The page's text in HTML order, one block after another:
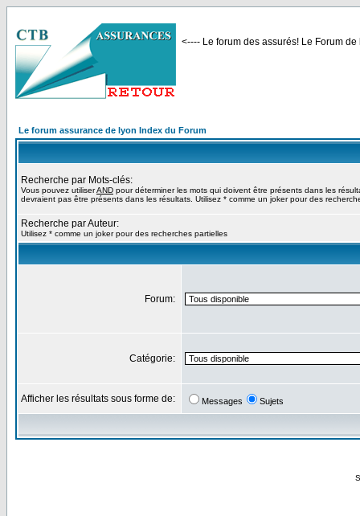
<---- Le forum des assurés! Le Forum
Le forum assurance de lyon Index du Forum
Recherche par Mots-clés:
Vous pouvez utiliserAND pour déterminer les mots qui doivent être présents dans les
devraient pas être présents dans les résultats. Utilisez * comme un joker pour des
Recherche par Auteur:
Utilisez * comme un joker pour des recherches partielles
Forum:
Catégorie:
Afficher les résultats sous forme de: Messages Sujets